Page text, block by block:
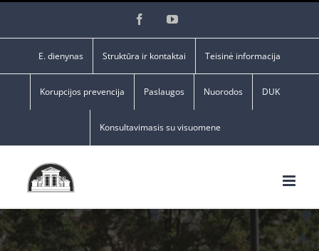
FacebookYouTube
E. dienynas Struktūra ir kontaktai Teisinė informacija
Korupcijos prevencija Paslaugos Nuorodos DUK
Konsultavimasis su visuomene